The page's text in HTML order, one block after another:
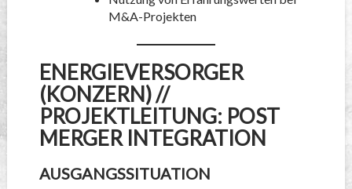
M&A-Projekten
ENERGIEVERSORGER
(KONZERN) //
PROJEKTLEITUNG: POST
MERGER INTEGRATION
AUSGANGSSITUATION